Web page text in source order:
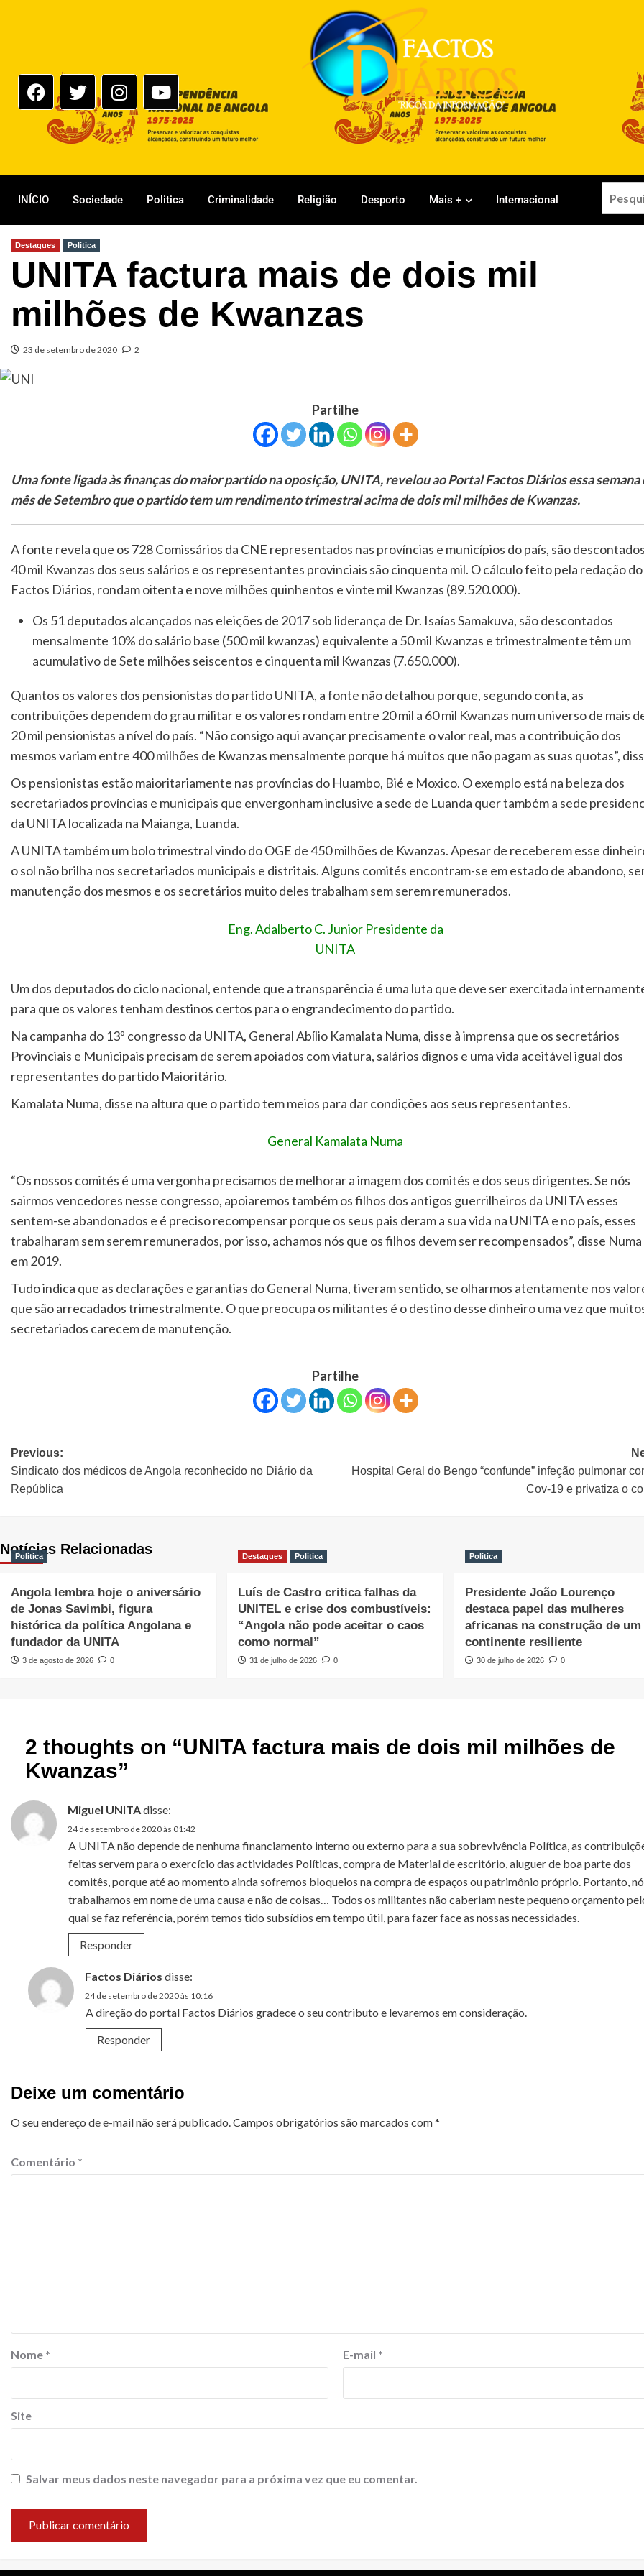
INÍCIO Sociedade Politica Criminalidade Religião Desporto Mais + Internacional
Destaques Politica
UNITA factura mais de dois mil
milhões de Kwanzas
23 de setembro de 2020 2
Partilhe
Uma fonte ligada às finanças do maior partido na oposição, UNITA, revelou ao Portal Factos Diários essa semana
mês de Setembro que o partido tem um rendimento trimestral acima de dois mil milhões de Kwanzas.
A fonte revela que os 728 Comissários da CNE representados nas províncias e municípios do país, são
40 mil Kwanzas dos seus salários e os representantes provinciais são cinquenta mil. O cálculo feito pela redação do
Factos Diários, rondam oitenta e nove milhões quinhentos e vinte mil Kwanzas (89.520.000).
Os 51 deputados alcançados nas eleições de 2017 sob liderança de Dr. Isaías Samakuva, sãodescontados
mensalmente 10% do salário base (500 mil kwanzas) equivalente a 50 mil Kwanzas e trimestralmente têm um
acumulativo de Sete milhões seiscentos e cinquenta mil Kwanzas (7.650.000).
Quantos os valores dos pensionistas do partido UNITA, a fonte não detalhou porque, segundo conta, as
contribuições dependem do grau militar e os valores rondam entre 20 mil a 60 mil Kwanzas num universo de mais
20 mil pensionistas a nível do país. “Não consigo aqui avançar precisamente o valor real, mas a contribuição dos
mesmos variam entre 400 milhões de Kwanzas mensalmente porque há muitos que não pagam as suas quotas”,
Os pensionistas estão maioritariamente nas províncias do Huambo, Bié e Moxico. O exemplo está na beleza dos
secretariados províncias e municipais que envergonham inclusive a sede de Luanda quer também a sede
da UNITA localizada na Maianga, Luanda.
A UNITA também um bolo trimestral vindo do OGE de 450 milhões de Kwanzas. Apesar de receberem esse
o sol não brilha nos secretariados municipais e distritais. Alguns comités encontram-se em estado de abandono,
manutenção dos mesmos e os secretários muito deles trabalham sem serem remunerados.
Eng. Adalberto C. Junior Presidente da
UNITA
Um dos deputados do ciclo nacional, entende que a transparência é uma luta que deve ser exercitada
para que os valores tenham destinos certos para o engrandecimento do partido.
Na campanha do 13º congresso da UNITA, General Abílio Kamalata Numa, disse à imprensa que os secretários
Provinciais e Municipais precisam de serem apoiados com viatura, salários dignos e uma vida aceitável igual dos
representantes do partido Maioritário.
Kamalata Numa, disse na altura que o partido tem meios para dar condições aos seus representantes.
General Kamalata Numa
“Os nossos comités é uma vergonha precisamos de melhorar a imagem dos comités e dos seus dirigentes. Se nós
sairmos vencedores nesse congresso, apoiaremos também os filhos dos antigos guerrilheiros da UNITA esses
sentem-se abandonados e é preciso recompensar porque os seus pais deram a sua vida na UNITA e no país, esses
trabalharam sem serem remunerados, por isso, achamos nós que os filhos devem ser recompensados”, disse Numa
em 2019.
Tudo indica que as declarações e garantias do General Numa, tiveram sentido, se olharmos atentamente nos
que são arrecadados trimestralmente. O que preocupa os militantes é o destino desse dinheiro uma vez que
secretariados carecem de manutenção.
Partilhe
Previous:
Sindicato dos médicos de Angola reconhecido no Diário da
República
Hospital Geral do Bengo “confunde” infeção pulmonar
Cov-19 e privatiza o
Notícias Relacionadas
Politica
Angola lembra hoje o aniversário
de Jonas Savimbi, figura
histórica da política Angolana e
fundador da UNITA
3 de agosto de 2026 0
Destaques Politica
Luís de Castro critica falhas da
UNITEL e crise dos combustíveis:
“Angola não pode aceitar o caos
como normal”
31 de julho de 2026 0
Politica
Presidente João Lourenço
destaca papel das mulheres
africanas na construção de um
continente resiliente
30 de julho de 2026 0
2 thoughts on “UNITA factura mais de dois mil milhões de
Kwanzas”
Miguel UNITAdisse:
24 de setembro de 2020 às 01:42
A UNITA não depende de nenhuma financiamento interno ou externo para a sua sobrevivência Política, as
feitas servem para o exercício das actividades Políticas, compra de Material de escritório, aluguer de boa parte dos
comitês, porque até ao momento ainda sofremos bloqueios na compra de espaços ou patrimônio próprio. Portanto,
trabalhamos em nome de uma causa e não de coisas… Todos os militantes não caberiam neste pequeno orçamento
qual se faz referência, porém temos tido subsídios em tempo útil, para fazer face as nossas necessidades.
Responder
Factos Diários disse:
24 de setembro de 2020 às 10:16
A direção do portal Factos Diários gradece o seu contributo e levaremos em consideração.
Responder
Deixe um comentário
O seu endereço de e-mail não será publicado.Campos obrigatórios são marcados com*
Comentário *
Nome * E-mail *
Site
Salvar meus dados neste navegador para a próxima vez que eu comentar.